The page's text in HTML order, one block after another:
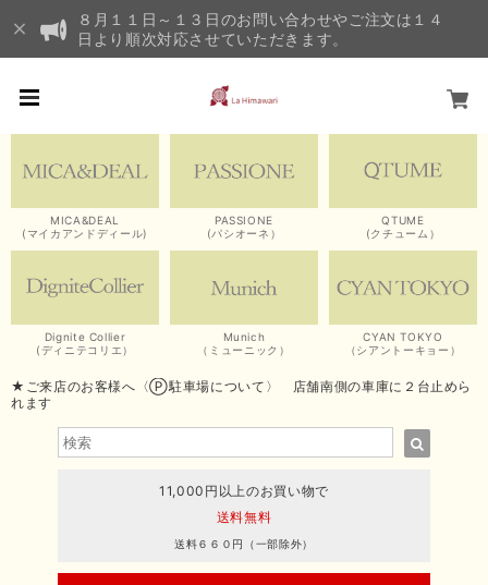
８月１１日～１３日のお問い合わせやご注文は１４
日より順次対応させていただきます。
MICA&DEAL
(マイカアンドディール)
PASSIONE
(パシオーネ）
QTUME
(クチューム）
Dignite Collier
(ディニテコリエ）
Munich
（ミューニック）
CYAN TOKYO
（シアントーキョー）
★ご来店のお客様へ〈Ⓟ駐車場について〉 店舗南側の車庫に２台止めら
れます
11,000円以上のお買い物で
送料無料
送料６６０円（一部除外）